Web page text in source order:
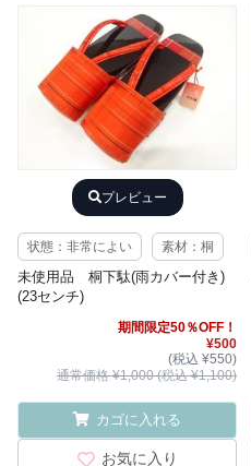
プレビュー
状態：非常によい 素材：桐
未使用品 桐下駄(雨カバー付き)
(23センチ)
期間限定50％OFF！
¥500
(税込 ¥550)
通常価格 ¥1,000 (税込 ¥1,100)
カゴに入れる
お気に入り